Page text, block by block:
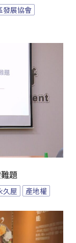
發展協會
題
久屋 產地權